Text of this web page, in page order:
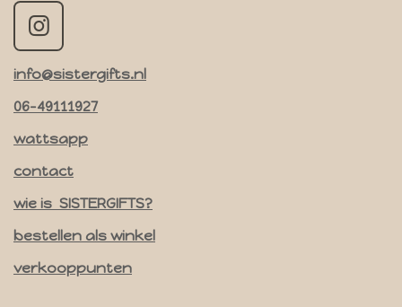
I
s
t
a
r
a
m
info@sistergifts.nl
06-49111927
wattsapp
contact
wie is SISTERGIFTS?
bestellen als winkel
verkooppunten